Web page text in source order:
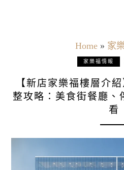
Home» 家
家樂福情報
【新店家樂福樓層介
整攻略：美食街餐廳、
看